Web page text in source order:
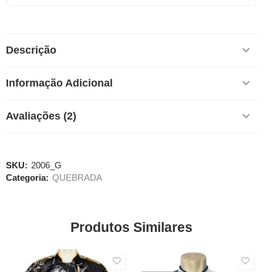
Descrição
Informação Adicional
Avaliações (2)
SKU: 2006_G
Categoria: QUEBRADA
Produtos Similares